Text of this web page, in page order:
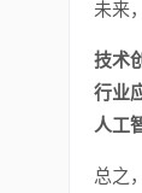
未来
技术
行业
人工
总之